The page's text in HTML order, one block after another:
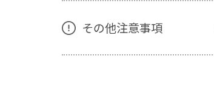
その他注意事項